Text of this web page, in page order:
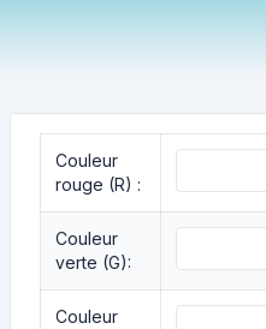
Couleur
rouge (R) :
Couleur
verte (G):
Couleur